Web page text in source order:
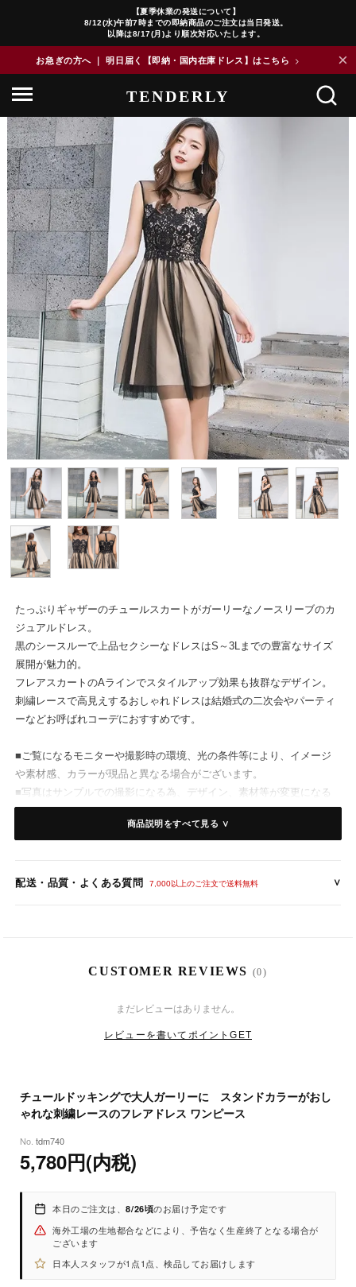
【夏季休業の発送について】
8/12(水)午前7時までの即納商品のご注文は当日発送。
以降は8/17(月)より順次対応いたします。
お急ぎの方へ ｜ 明日届く【即納・国内在庫ドレス】はこちら > ×
たっぷりギャザーのチュールスカートがガーリーなノースリーブのカ
ジュアルドレス。
黒のシースルーで上品セクシーなドレスはS～3Lまでの豊富なサイズ
展開が魅力的。
フレアスカートのAラインでスタイルアップ効果も抜群なデザイン。
刺繍レースで高見えするおしゃれドレスは結婚式の二次会やパーティ
ーなどお呼ばれコーデにおすすめです。
■ご覧になるモニターや撮影時の環境、光の条件等により、イメージ
や素材感、カラーが現品と異なる場合がございます。
■写真はサンプルでの撮影になる為、デザイン、素材等が変更になる
場合がございます。
- ブラック
伸縮性なし、裏地あり、透け感あり
-M：約87cm（80cm） / 30cm / 82cm / 64cm
-L：約88cm（81cm）/ 30cm / 86cm / 68cm
-XL：約89cm（82cm）/ 31cm / 90cm / 72cm
-3L：約90cm（83cm）/ 32cm / 94cm / 76cm
※実寸を記載しておりますが、商品により若干の誤差がある場合がご
ざいます。
※おおよその目安としてご参考ください。
商品説明をすべて見る ∨
配送・品質・よくある質問 7,000以上のご注文で送料無料 ∨
CUSTOMER REVIEWS (0)
まだレビューはありません。
レビューを書いてポイントGET
チュールドッキングで大人ガーリーに スタンドカラーがおし
ゃれな刺繍レースのフレアドレス ワンピース
tdm740
5,780円(内税)
本日のご注文は、8/26頃のお届け予定です
海外工場の生地都合などにより、予告なく生産終了となる場合が
ございます
日本人スタッフが1点1点、検品してお届けします